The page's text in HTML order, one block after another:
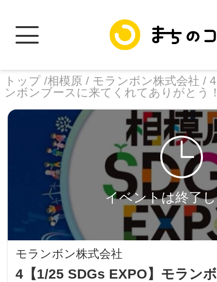
トップ /相模原 / モランボン株式会社 /
ンボンブースに来てくれてありがとう
イベントは終了
モランボン株式会社
4【1/25 SDGs EXPO】モラン
facebook
LINE
トップ
加盟スポットに
地域に導入を